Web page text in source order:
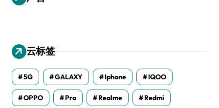
云标签
5G GALAXY Iphone IQOO
OPPO Pro Realme Redmi